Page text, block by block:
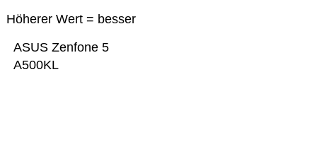
Höherer Wert = besser
ASUS Zenfone 5
A500KL